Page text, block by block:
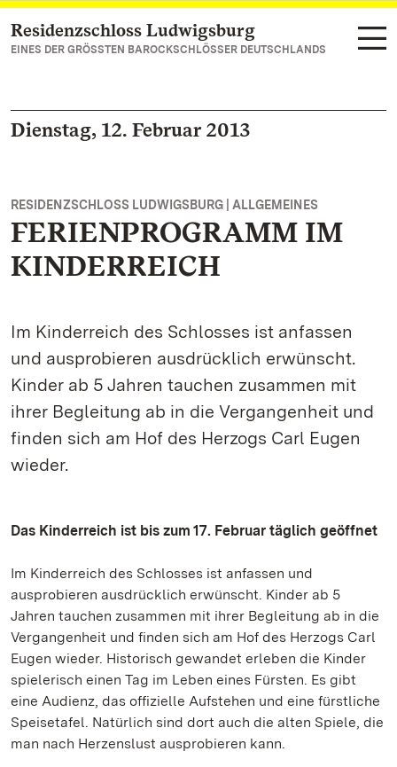
Zum Hauptinhalt springen
Residenzschloss Ludwigsburg
EINES DER GRÖSSTEN BAROCKSCHLÖSSER DEUTSCHLANDS
Dienstag, 12. Februar 2013
RESIDENZSCHLOSS LUDWIGSBURG | ALLGEMEINES
FERIENPROGRAMM IM
KINDERREICH
Im Kinderreich des Schlosses ist anfassen
und ausprobieren ausdrücklich erwünscht.
Kinder ab 5 Jahren tauchen zusammen mit
ihrer Begleitung ab in die Vergangenheit und
finden sich am Hof des Herzogs Carl Eugen
wieder.
Das Kinderreich ist bis zum 17. Februar täglich geöffnet
Im Kinderreich des Schlosses ist anfassen und
ausprobieren ausdrücklich erwünscht. Kinder ab 5
Jahren tauchen zusammen mit ihrer Begleitung ab in die
Vergangenheit und finden sich am Hof des Herzogs Carl
Eugen wieder. Historisch gewandet erleben die Kinder
spielerisch einen Tag im Leben eines Fürsten. Es gibt
eine Audienz, das offizielle Aufstehen und eine fürstliche
Speisetafel. Natürlich sind dort auch die alten Spiele, die
man nach Herzenslust ausprobieren kann.